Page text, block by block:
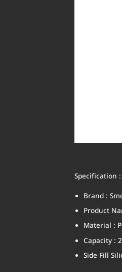
Specification :
Brand :
Product
Material :
Capacity :
Side Fill